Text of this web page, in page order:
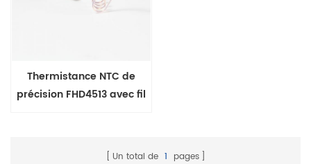
Thermistance NTC de
précision FHD4513 avec fil
Un total de 1 pages